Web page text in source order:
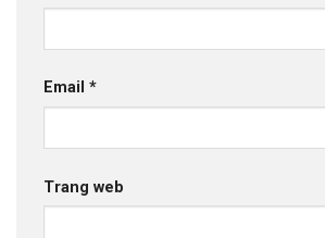
Email *
Trang web